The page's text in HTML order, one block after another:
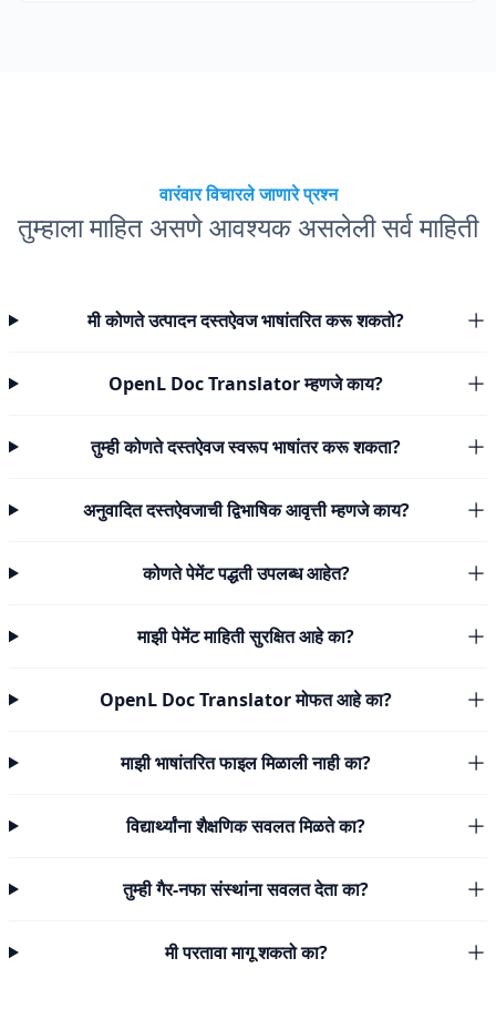
वारंवार विचारले जाणारे प्रश्न
तुम्हाला माहित असणे आवश्यक असलेली सर्व माहिती
मी कोणते उत्पादन दस्तऐवज भाषांतरित करू शकतो?
OpenL Doc Translator म्हणजे काय?
तुम्ही कोणते दस्तऐवज स्वरूप भाषांतर करू शकता?
अनुवादित दस्तऐवजाची द्विभाषिक आवृत्ती म्हणजे काय?
कोणते पेमेंट पद्धती उपलब्ध आहेत?
माझी पेमेंट माहिती सुरक्षित आहे का?
OpenL Doc Translator मोफत आहे का?
माझी भाषांतरित फाइल मिळाली नाही का?
विद्यार्थ्यांना शैक्षणिक सवलत मिळते का?
तुम्ही गैर-नफा संस्थांना सवलत देता का?
मी परतावा मागू शकतो का?